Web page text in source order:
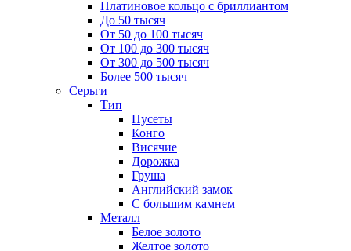
Платиновое кольцо с бриллиантом
До 50 тысяч
От 50 до 100 тысяч
От 100 до 300 тысяч
От 300 до 500 тысяч
Более 500 тысяч
Серьги
Тип
Пусеты
Конго
Висячие
Дорожка
Груша
Английский замок
С большим камнем
Металл
Белое золото
Желтое золото